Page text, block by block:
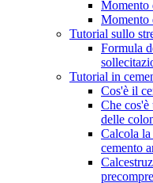
Momento
Momento
Tutorial sullo
Formula
Tutorial in
Cos'è il
Che
delle
Calcola
cemento